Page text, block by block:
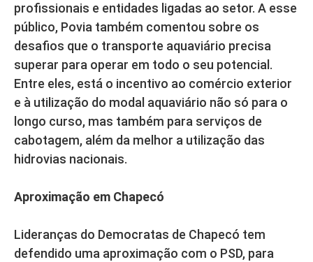
profissionais e entidades ligadas ao setor. A esse
público, Povia também comentou sobre os
desafios que o transporte aquaviário precisa
superar para operar em todo o seu potencial.
Entre eles, está o incentivo ao comércio exterior
e à utilização do modal aquaviário não só para o
longo curso, mas também para serviços de
cabotagem, além da melhor a utilização das
hidrovias nacionais.
Aproximação em Chapecó
Lideranças do Democratas de Chapecó tem
defendido uma aproximação com o PSD, para